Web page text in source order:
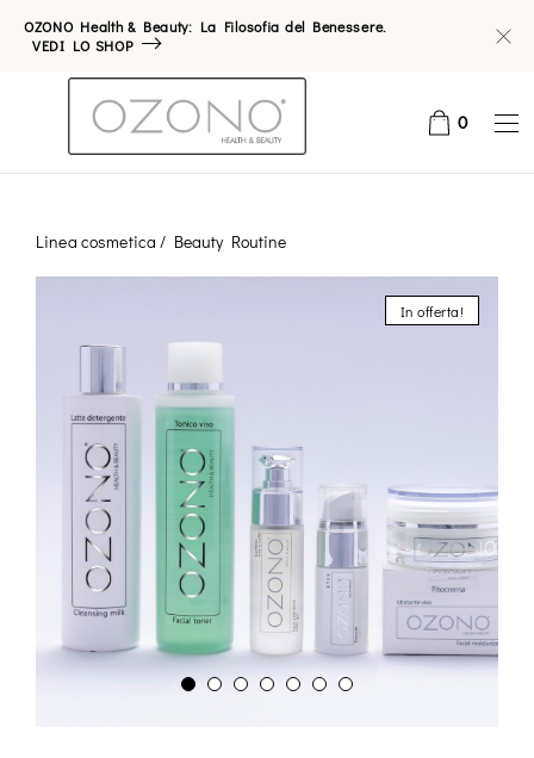
OZONO Health & Beauty: La Filosofia del Benessere.
VEDI LO SHOP
0
Linea cosmetica / Beauty Routine
In offerta!